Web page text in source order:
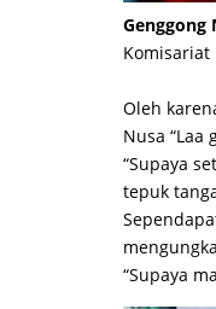
Genggong
Komisariat
Oleh
Nusa
“Supaya
tepuk
“Supaya